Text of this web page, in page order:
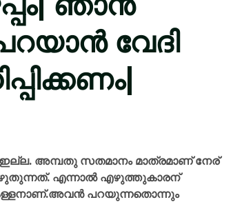
വേദി
ഇല്ല. അമ്പതു സതമാനം മാത്രമാണ് നേര്
എന്നാൽ എഴുത്തുകാരന്
പറയുന്നതൊന്നും